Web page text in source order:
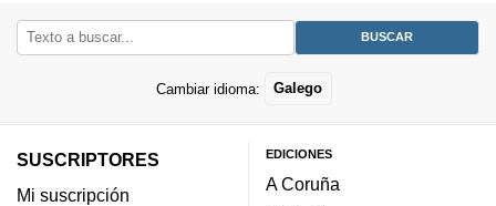
Cambiar idioma: Galego
SUSCRIPTORES
Mi suscripción
EDICIONES
A Coruña